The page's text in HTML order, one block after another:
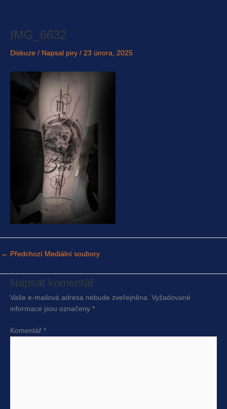
IMG_6632
Diskuze / Napsal piry / 23 února, 2025
← Předchozí Mediální soubory
Napsat komentář
Vaše e-mailová adresa nebude zveřejněna. Vyžadované
informace jsou označeny *
Komentář *